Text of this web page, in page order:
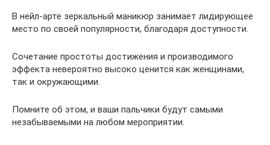
В нейл-арте зеркальный маникюр занимает лидирующее
место по своей популярности, благодаря доступности.
Сочетание простоты достижения и производимого
эффекта невероятно высоко ценится как женщинами,
так и окружающими.
Помните об этом, и ваши пальчики будут самыми
незабываемыми на любом мероприятии.